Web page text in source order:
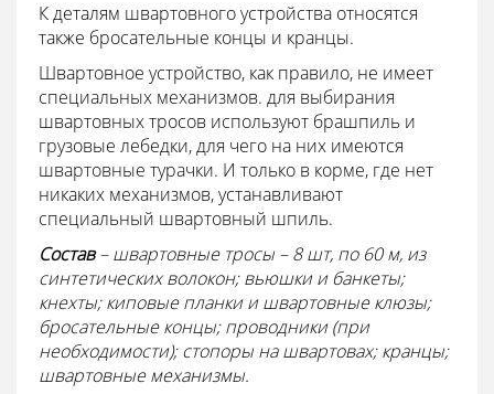
К деталям швартовного устройства относятся
также бросательные концы и кранцы.
Швартовное устройство, как правило, не имеет
специальных механизмов. для выбирания
швартовных тросов используют брашпиль и
грузовые лебедки, для чего на них имеются
швартовные турачки. И только в корме, где нет
никаких механизмов, устанавливают
специальный швартовный шпиль.
Состав– швартовные тросы – 8 шт, по 60 м, из
синтетических волокон; вьюшки и банкеты;
кнехты; киповые планки и швартовные клюзы;
бросательные концы; проводники (при
необходимости); стопоры на швартовах; кранцы;
швартовные механизмы.